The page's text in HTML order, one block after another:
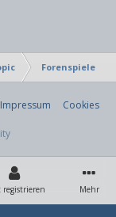
Forenspiele
Impressum
Cookies
registrieren Mehr